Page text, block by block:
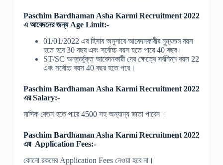
Paschim Bardhaman Asha Karmi Recruitment 2022
এ আবেদনের জন্য Age Limit:-
01/01/2022 এর হিসাব অনুসারে আবেদনকারীর নূন্যতম বয়স
হতে হবে 30 বছর এবং সর্বোচ্চ বয়স হতে পারে 40 বছর।
ST/SC অন্তর্ভুক্ত আবেদনকারী দের ক্ষেত্রে সর্বনিম্ন বয়স 22
এবং সর্বোচ্চ বয়স 40 বছর হতে পরে।
Paschim Bardhaman Asha Karmi Recruitment 2022
এর Salary:-
মাসিক বেতন হতে পারে 4500 সহ অন্যান্য ভাতা পাবেন ।
Paschim Bardhaman Asha Karmi Recruitment 2022
এর Application Fees:-
কোনো রকমের Application Fees নেওয়া হবে না।